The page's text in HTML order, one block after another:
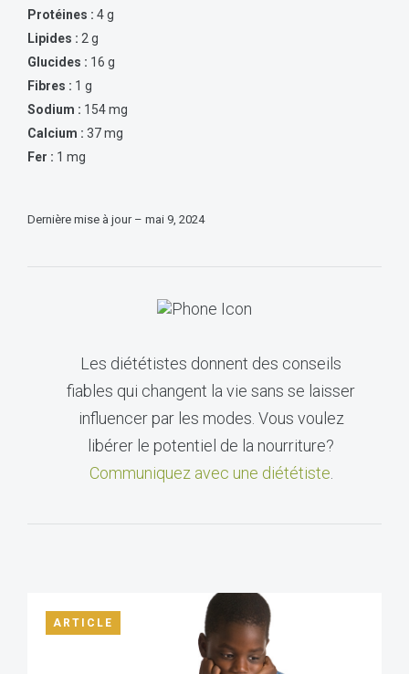
Protéines : 4 g
Lipides : 2 g
Glucides : 16 g
Fibres : 1 g
Sodium : 154 mg
Calcium : 37 mg
Fer : 1 mg
Dernière mise à jour – mai 9, 2024
Les diététistes donnent des conseils
fiables qui changent la vie sans se laisser
influencer par les modes. Vous voulez
libérer le potentiel de la nourriture?
Communiquez avec une diététiste
ARTICLE